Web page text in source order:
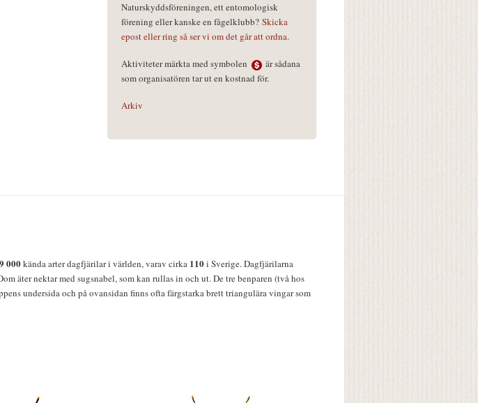
Naturskyddsföreningen, ett entomologisk
förening eller kanske en fågelklubb? Skicka
epost eller ring så ser vi om det går att ordna.
Aktiviteter märkta med symbolen
är sådana
som organisatören tar ut en kostnad för.
Arkiv
000kända arter dagfjärilar i världen, varav cirka 110i Sverige. Dagfjärilarna
äter nektar med sugsnabel, som kan rullas in och ut. De tre benparen (två hos
undersida och på ovansidan finns ofta färgstarka brett triangulära vingar som